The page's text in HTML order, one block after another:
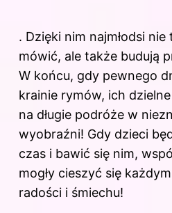
. Dzięki nim najmłodsi
mówić, ale także budują
W końcu, gdy pewnego
krainie rymów, ich
na długie podróże w
wyobraźni! Gdy dzieci
czas i bawić się nim,
mogły cieszyć się
radości i śmiechu!